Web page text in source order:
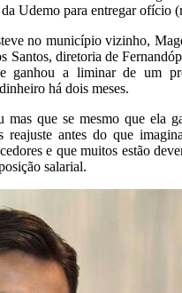
Udemo para entregar ofício
no município vizinho,
Santos, diretoria de
ganhou a liminar de um
há dois meses.
mas que se mesmo que ela
reajuste antes do que
e que muitos estão
salarial.